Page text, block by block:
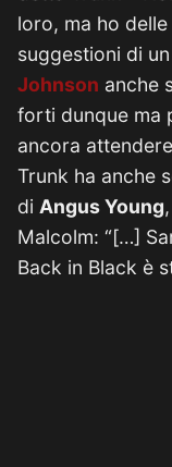
loro, ma ho
suggestioni di
Johnson anche
forti dunque ma
ancora
Trunk ha anche
di Angus Young
Malcolm: “[…]
Back in Black è